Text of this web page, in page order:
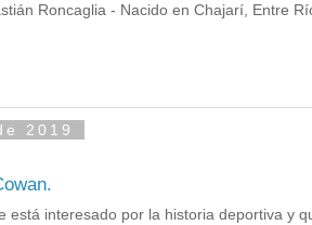
Roncaglia - Nacido en Chajarí, Entre
2019
está interesado por la historia deportiva y